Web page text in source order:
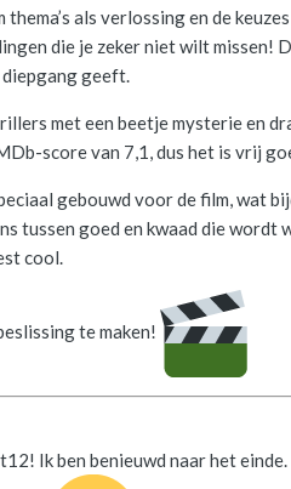
als verlossing en de
die je zeker niet wilt missen!
geeft.
met een beetje mysterie en
score van 7,1, dus het is vrij
gebouwd voor de film, wat
tussen goed en kwaad die wordt
cool.
te maken!
Ik ben benieuwd naar het